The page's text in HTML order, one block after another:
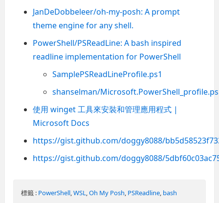
JanDeDobbeleer/oh-my-posh: A prompt
theme engine for any shell.
PowerShell/PSReadLine: A bash inspired
readline implementation for PowerShell
SamplePSReadLineProfile.ps1
shanselman/
使用 winget 工具來安裝和管理應用程式 |
Microsoft Docs
https://gist.github.com/doggy8088/
https://gist.github.com/doggy8088/
標籤 : PowerShell ,WSL ,Oh My Posh PSReadline bash